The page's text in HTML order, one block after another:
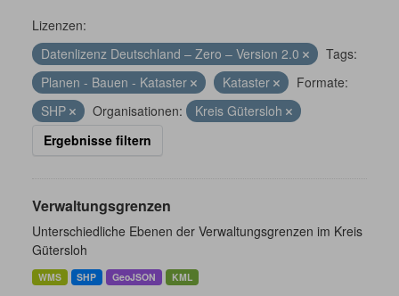
Lizenzen:
Datenlizenz Deutschland – Zero – Version 2.0
Tags:
Planen - Bauen - Kataster
Kataster
Formate:
SHP
Organisationen:
Kreis Gütersloh
Ergebnisse filtern
Verwaltungsgrenzen
Unterschiedliche Ebenen der Verwaltungsgrenzen im Kreis
Gütersloh
WMS SHP GeoJSON KML